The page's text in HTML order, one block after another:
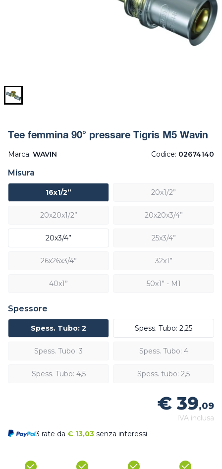
Tee femmina 90° pressare Tigris M5 Wavin
Marca: WAVIN Codice: 02674140
Misura
16x1/2” 20x1/2”
20x20x1/2” 20x20x3/4”
20x3/4” 25x3/4”
26x26x3/4” 32x1”
40x1” 50x1” - M1
Spessore
Spess. Tubo: 2 Spess. Tubo: 2,25
Spess. Tubo: 3 Spess. Tubo: 4
Spess. Tubo: 4,5 Spess. tubo: 2,5
€ 39,09
IVA inclusa
3 rate da € 13,03 senza interessi